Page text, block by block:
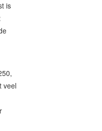
is
veel